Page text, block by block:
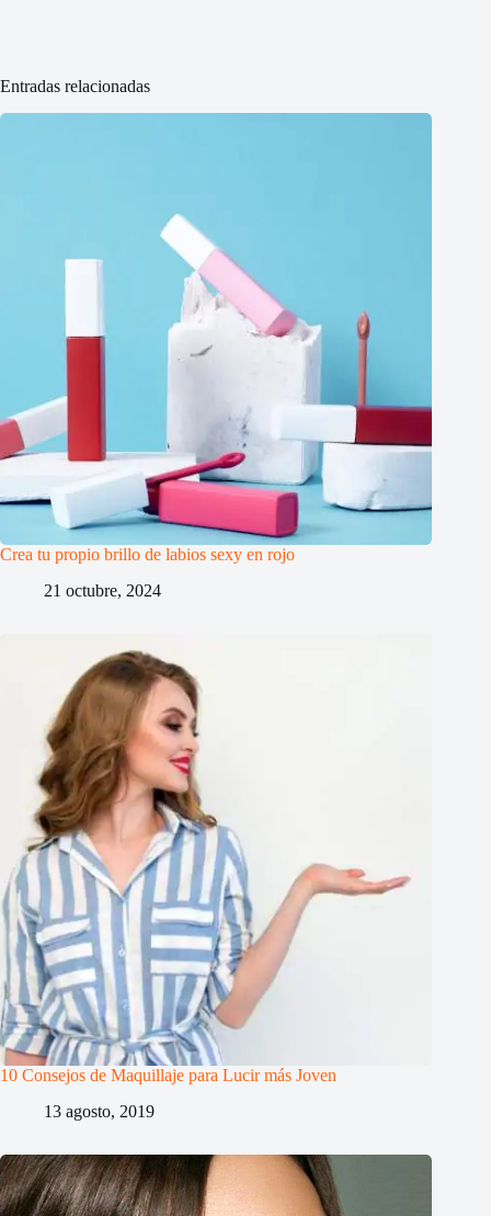
Entradas relacionadas
Crea tu propio brillo de labios sexy en rojo
21 octubre, 2024
10 Consejos de Maquillaje para Lucir más Joven
13 agosto, 2019